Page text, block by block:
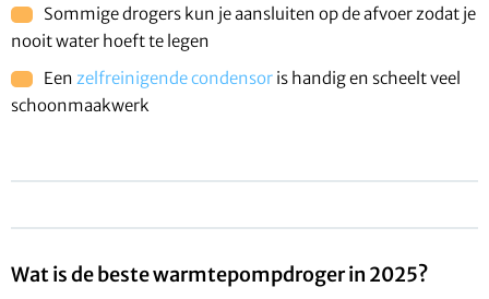
Sommige drogers kun je aansluiten op de afvoer zodat je
nooit water hoeft te legen
Een zelfreinigende condensor is handig en scheelt veel
schoonmaakwerk
Wat is de beste warmtepompdroger in 2025?